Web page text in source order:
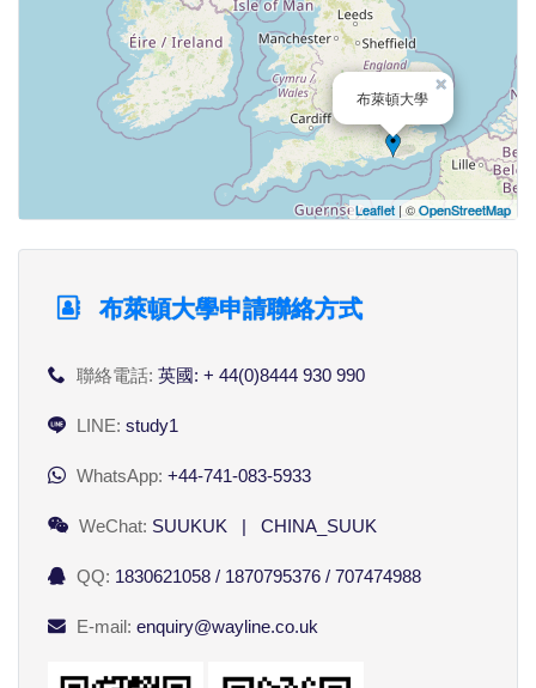
布萊頓大學
×
Leaflet | ©OpenStreetMap
布萊頓大學申請聯絡方式
聯絡電話: 英國: + 44(0)8444 930 990
LINE: study1
WhatsApp: +44-741-083-5933
WeChat: SUUKUK | CHINA_SUUK
QQ: 1830621058 / 1870795376 / 707474988
E-mail: enquiry@wayline.co.uk